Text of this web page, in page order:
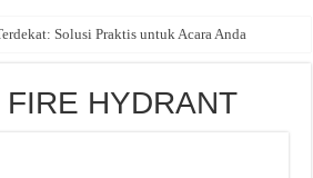
Solusi Praktis untuk Acara Anda
HYDRANT